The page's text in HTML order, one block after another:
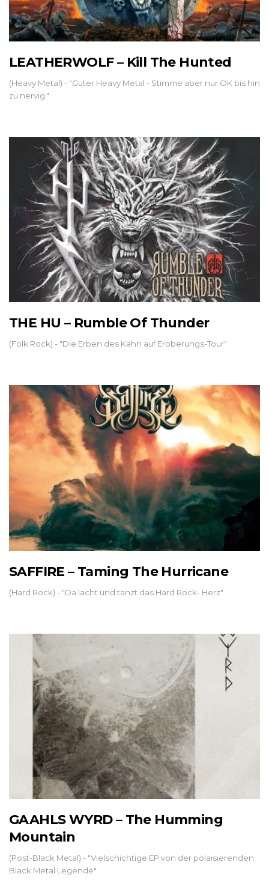
LEATHERWOLF – Kill The Hunted
(Heavy Metal) - "Guter Heavy Metal - Stimme aber nur OK bis hin
zu nervig."
THE HU – Rumble Of Thunder
(Folk Rock) - "Die Erben des Kahn auf Eroberungs-Tour"
SAFFIRE – Taming The Hurricane
(Hard Rock) - "Da lacht und tanzt das Hard Rock- Herz"
GAAHLS WYRD – The Humming
Mountain
(Post-Black Metal) - "Vielschichtige EP von der polaisierenden
Black Metal Legende"